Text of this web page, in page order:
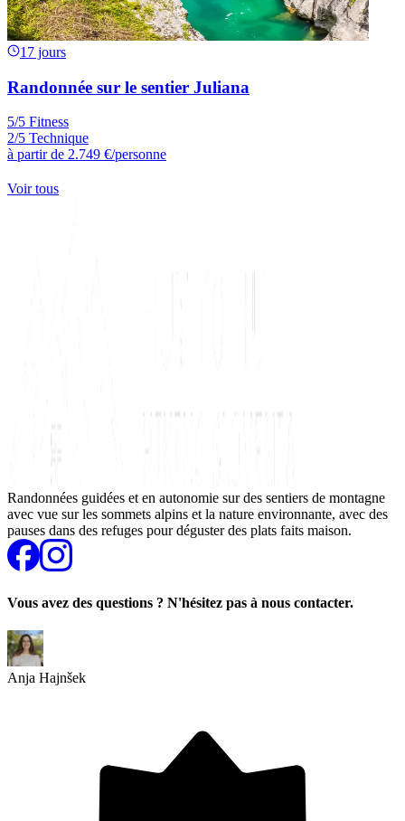
17 jours
Randonnée sur le sentier Juliana
5/5 Fitness
2/5 Technique
à partir de 2.749 €/personne
Voir tous
Randonnées guidées et en autonomie sur des sentiers de montagne
avec vue sur les sommets alpins et la nature environnante, avec des
pauses dans des refuges pour déguster des plats faits maison.
Vous avez des questions ? N'hésitez pas à nous contacter.
Anja Hajnšek